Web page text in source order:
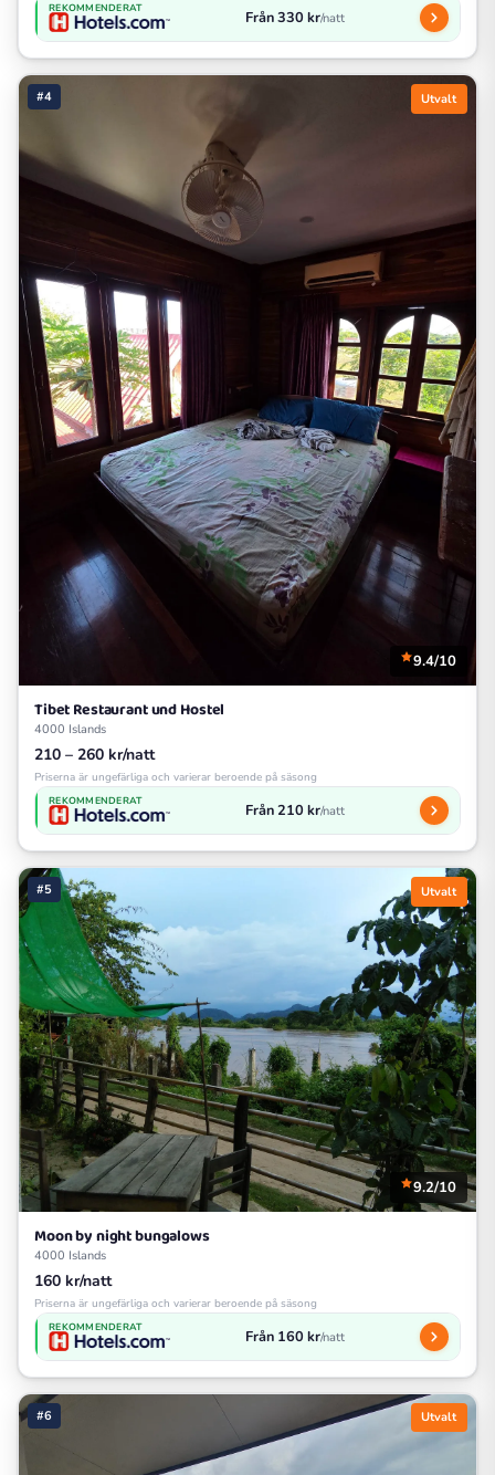
REKOMMENDERAT Från 330 kr/natt
#4 Utvalt
9.4/10
Tibet Restaurant und Hostel
4000 Islands
210 – 260 kr/natt
Priserna är ungefärliga och varierar beroende på säsong
REKOMMENDERAT Från 210 kr/natt
#5 Utvalt
9.2/10
Moon by night bungalows
4000 Islands
160 kr/natt
Priserna är ungefärliga och varierar beroende på säsong
REKOMMENDERAT Från 160 kr/natt
#6 Utvalt